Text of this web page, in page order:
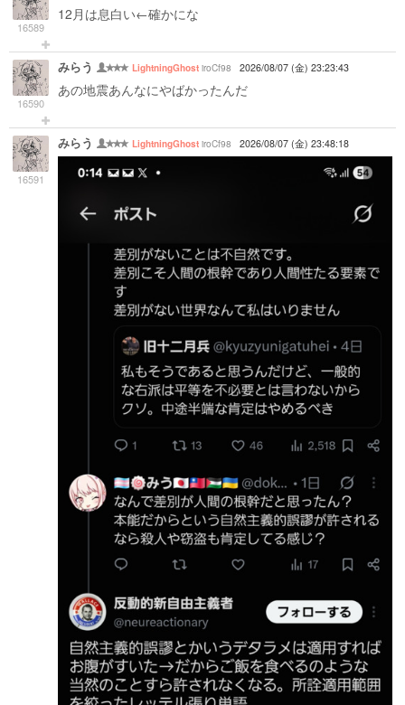
16589
12月は息白い←確かにな
16590
みらう LightningGhost iroCf98 2026/08/07 (金) 23:23:43
あの地震あんなにやばかったんだ
16591
みらう LightningGhost iroCf98 2026/08/07 (金) 23:48:18